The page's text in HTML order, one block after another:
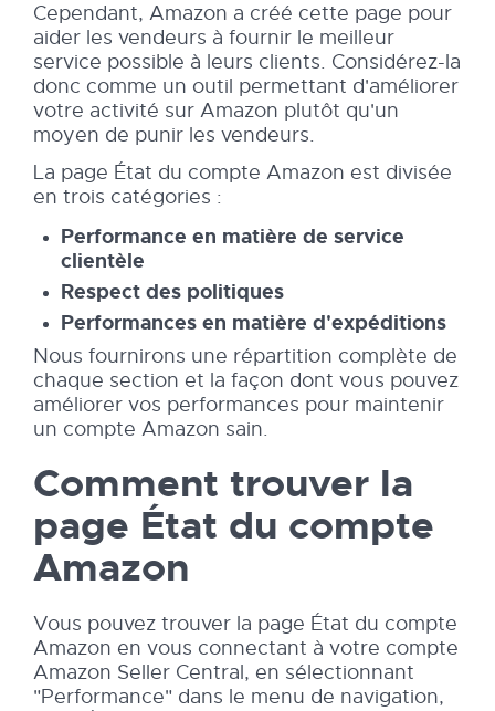
Cependant, Amazon a créé cette page pour
aider les vendeurs à fournir le meilleur
service possible à leurs clients. Considérez-la
donc comme un outil permettant d'améliorer
votre activité sur Amazon plutôt qu'un
moyen de punir les vendeurs.
La page État du compte Amazon est divisée
en trois catégories :
Performance en matière de service
clientèle
Respect des politiques
Performances en matière d'expéditions
Nous fournirons une répartition complète de
chaque section et la façon dont vous pouvez
améliorer vos performances pour maintenir
un compte Amazon sain.
Comment trouver la
page État du compte
Amazon
Vous pouvez trouver la page État du compte
Amazon en vous connectant à votre compte
Amazon Seller Central, en sélectionnant
"Performance" dans le menu de navigation,